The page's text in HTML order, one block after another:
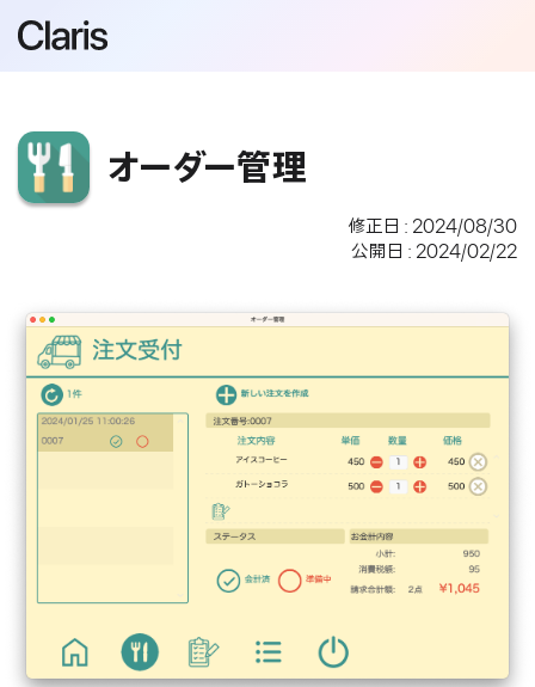
オーダー管理
修正日 : 2024/08/30
公開日 : 2024/02/22